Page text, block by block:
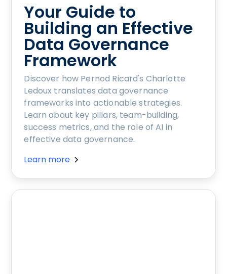
Your Guide to
Building an Effective
Data Governance
Framework
Discover how Pernod Ricard's Charlotte
Ledoux translates data governance
frameworks into actionable strategies.
Learn about key pillars, team-building,
success metrics, and the role of AI in
effective data governance.
Learn more